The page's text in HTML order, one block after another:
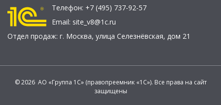
Телефон: +7 (495) 737-92-57
Email: site_v8@1c.ru
Отдел продаж: г. Москва, улица Селезнёвская, дом 21
© 2026 АО «Группа 1С» (правопреемник «1С»). Все права на сайт
защищены